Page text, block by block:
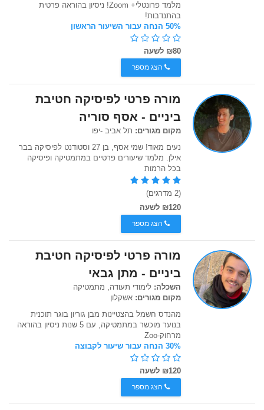
מלמד פרונטלי+ Zoom! ניסיון בהוראה פרטית
בהתנדבות!
50% הנחה עבור השיעור הראשון
₪80 לשעה
הצג מספר
מורה פרטי לפיסיקה חטיבת
ביניים - אסף סוריה
מקום מגורים: תל אביב -יפו
נעים מאוד! שמי אסף, בן 27 וסטודנט לפיסיקה בבר
אילן. מלמד שיעורים פרטיים במתמטיקה ופיסיקה
בכל הרמות
(2 מדרגים)
₪120 לשעה
הצג מספר
מורה פרטי לפיסיקה חטיבת
ביניים - מתן גבאי
השכלה: לימודי תעודה, מתמטיקה
מקום מגורים: אשקלון
מהנדס חשמל בהצטיינות מבן גוריון בוגר תוכנית
בנוער מוכשר במתמטיקה, עם 5 שנות ניסיון בהוראה
מרחוק-Zoo
30% הנחה עבור שיעור לקבוצה
₪120 לשעה
הצג מספר